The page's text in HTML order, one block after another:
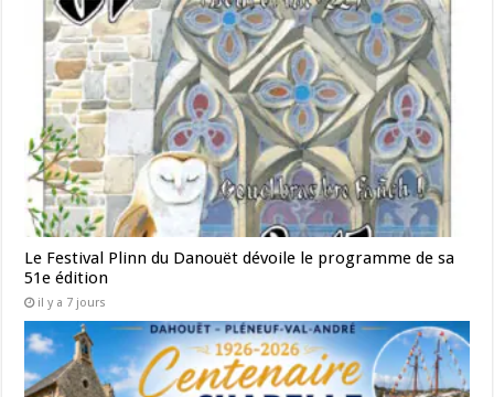
Le Festival Plinn du Danouët dévoile le programme de sa
51e édition
il y a 7 jours